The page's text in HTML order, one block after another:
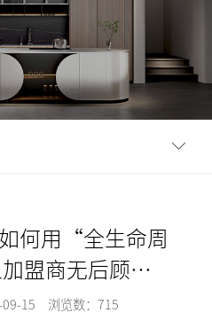
何用“全生命周
盟商无后顾之
而THOR
09-15 浏览数：715